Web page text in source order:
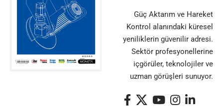
Güç Aktarım ve Hareket
Kontrol alanındaki küresel
yeniliklerin güvenilir adresi.
Sektör profesyonellerine
içgörüler, teknolojiler ve
uzman görüşleri sunuyor.